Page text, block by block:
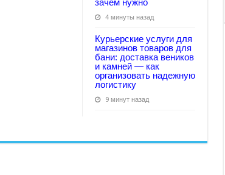
зачем нужно
4 минуты назад
Курьерские услуги для
магазинов товаров для
бани: доставка веников
и камней — как
организовать надежную
логистику
9 минут назад